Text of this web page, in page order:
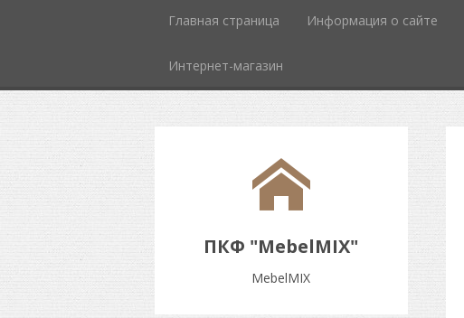
Главная страница Информация о сайте
Интернет-магазин
ПКФ "MebelMIX"
MebelMIX